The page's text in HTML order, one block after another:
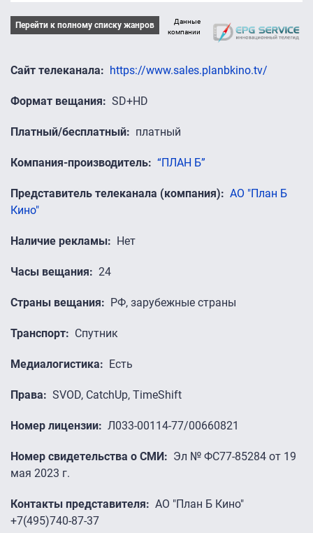
Перейти к полному списку жанров
Данные
компании
Сайт телеканала https://www.sales.planbkino.tv/
Формат вещания SD+HD
Платный/бесплатный платный
Компания-производитель “ПЛАН Б”
Представитель телеканала (компания)
АО "План Б
Кино"
Наличие рекламы Нет
Часы вещания 24
Страны вещания РФ, зарубежные страны
Транспорт Спутник
Медиалогистика Есть
Права SVOD, CatchUp, TimeShift
Номер лицензии Л033-00114-77/00660821
Номер свидетельства о СМИ
Эл № ФС77-85284 от 19
мая 2023 г.
Контакты представителя
АО "План Б Кино"
+7(495)740-87-37